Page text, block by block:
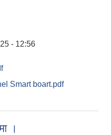
- 12:56
Smart boart.pdf
।